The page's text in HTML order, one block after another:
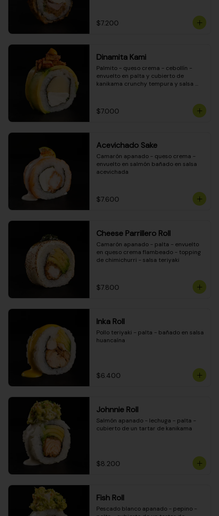
$7.200
Dinamita Kami
Palmito - queso crema - cebollín -
envuelto en palta y cubierto de
kanikama crunchy tempura y salsa
$7.000
Acevichado Sake
Camarón apanado - queso crema -
envuelto en salmón bañado en salsa
acevichada
$7.600
Cheese Parrillero Roll
Camarón apanado - palta - envuelto
en queso crema flambeado - topping
de chimichurri - salsa teriyaki
$7.800
Inka Roll
Pollo teriyaki - palta - bañado en salsa
huancaína
$6.400
Johnnie Roll
Salmón apanado - lechuga - palta -
cubierto de un tartar de kanikama
$8.200
Fish Roll
Pescado blanco apanado - pepino -